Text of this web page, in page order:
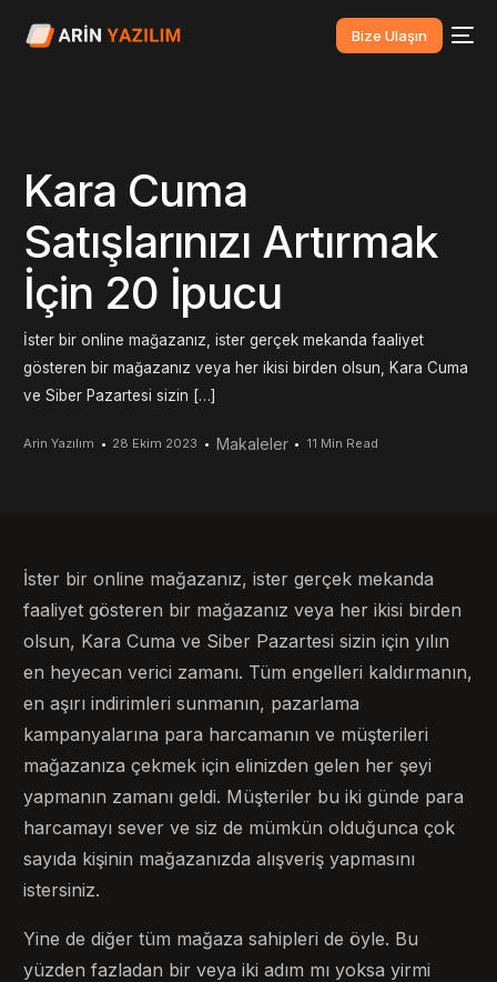
Bize Ulaşın
Kara Cuma
Satışlarınızı Artırmak
İçin 20 İpucu
İster bir online mağazanız, ister gerçek mekanda faaliyet
gösteren bir mağazanız veya her ikisi birden olsun, Kara Cuma
ve Siber Pazartesi sizin […]
Arin Yazılım 28 Ekim 2023 Makaleler 11 Min Read
İster bir online mağazanız, ister gerçek mekanda
faaliyet gösteren bir mağazanız veya her ikisi birden
olsun, Kara Cuma ve Siber Pazartesi sizin için yılın
en heyecan verici zamanı. Tüm engelleri kaldırmanın,
en aşırı indirimleri sunmanın, pazarlama
kampanyalarına para harcamanın ve müşterileri
mağazanıza çekmek için elinizden gelen her şeyi
yapmanın zamanı geldi. Müşteriler bu iki günde para
harcamayı sever ve siz de mümkün olduğunca çok
sayıda kişinin mağazanızda alışveriş yapmasını
istersiniz.
Yine de diğer tüm mağaza sahipleri de öyle. Bu
yüzden fazladan bir veya iki adım mı yoksa yirmi